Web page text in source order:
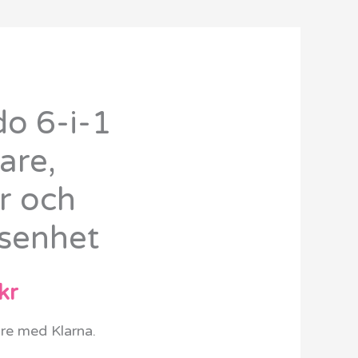
6-i-1
och
kr
Det
nuvarande
priset
är:
1799 kr.
med Klarna.